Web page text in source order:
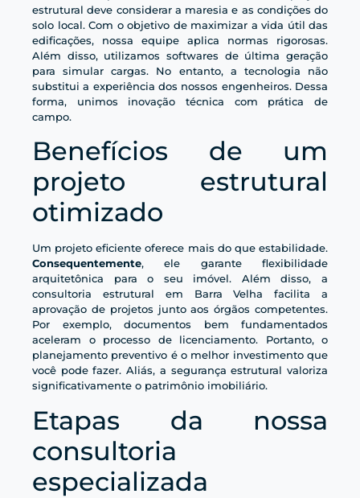
estrutural deve considerar a maresia e as condições do
solo local. Com o objetivo de maximizar a vida útil das
edificações, nossa equipe aplica normas rigorosas.
Além disso, utilizamos softwares de última geração
para simular cargas. No entanto, a tecnologia não
substitui a experiência dos nossos engenheiros. Dessa
forma, unimos inovação técnica com prática de
campo.
Benefícios de um
projeto estrutural
otimizado
Um projeto eficiente oferece mais do que estabilidade.
Consequentemente, ele garante flexibilidade
arquitetônica para o seu imóvel. Além disso, a
consultoria estrutural em Barra Velha facilita a
aprovação de projetos junto aos órgãos competentes.
Por exemplo, documentos bem fundamentados
aceleram o processo de licenciamento. Portanto, o
planejamento preventivo é o melhor investimento que
você pode fazer. Aliás, a segurança estrutural valoriza
significativamente o patrimônio imobiliário.
Etapas da nossa
consultoria
especializada